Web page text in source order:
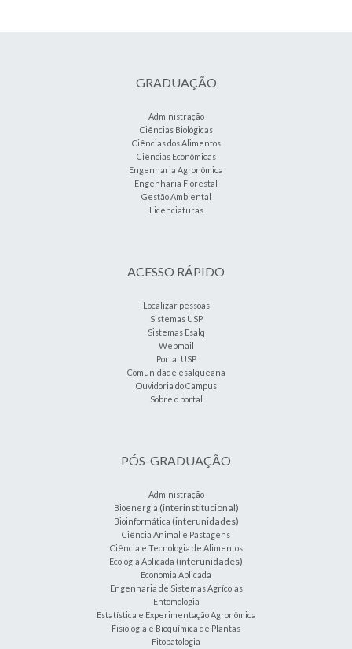
GRADUAÇÃO
Administração
Ciências Biológicas
Ciências dos Alimentos
Ciências Econômicas
Engenharia Agronômica
Engenharia Florestal
Gestão Ambiental
Licenciaturas
ACESSO RÁPIDO
Localizar pessoas
Sistemas USP
Sistemas Esalq
Webmail
Portal USP
Comunidade esalqueana
Ouvidoria do Campus
Sobre o portal
PÓS-GRADUAÇÃO
Administração
Bioenergia (interinstitucional)
Bioinformática (interunidades)
Ciência Animal e Pastagens
Ciência e Tecnologia de Alimentos
Ecologia Aplicada (interunidades)
Economia Aplicada
Engenharia de Sistemas Agrícolas
Entomologia
Estatística e Experimentação Agronômica
Fisiologia e Bioquímica de Plantas
Fitopatologia